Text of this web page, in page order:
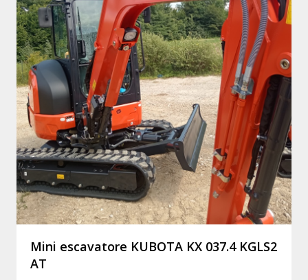
Mini escavatore KUBOTA KX 037.4 KGLS2
AT